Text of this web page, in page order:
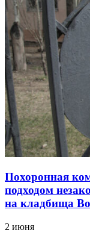
Похоронная
подходом
на кладбища
2 июня